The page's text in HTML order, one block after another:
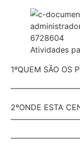
Atividades
1ºQUEM SÃO OS
2ºONDE ESTA